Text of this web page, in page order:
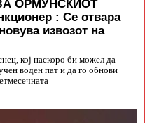
ОРМУНСКИОТ
: Се отвара
извозот на
кој наскоро би можел да
воден пат и да го обнови